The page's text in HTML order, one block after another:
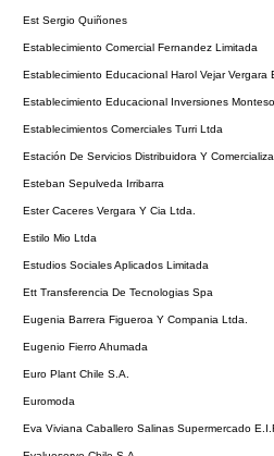
Est Sergio Quiñones
Establecimiento Comercial Fernandez Limitada
Establecimiento Educacional Harol Vejar Vergara
Establecimiento Educacional Inversiones
Establecimientos Comerciales Turri Ltda
Estación De Servicios Distribuidora Y
Esteban Sepulveda Irribarra
Ester Caceres Vergara Y Cia Ltda.
Estilo Mio Ltda
Estudios Sociales Aplicados Limitada
Ett Transferencia De Tecnologias Spa
Eugenia Barrera Figueroa Y Compania Ltda.
Eugenio Fierro Ahumada
Euro Plant Chile S.A.
Euromoda
Eva Viviana Caballero Salinas Supermercado